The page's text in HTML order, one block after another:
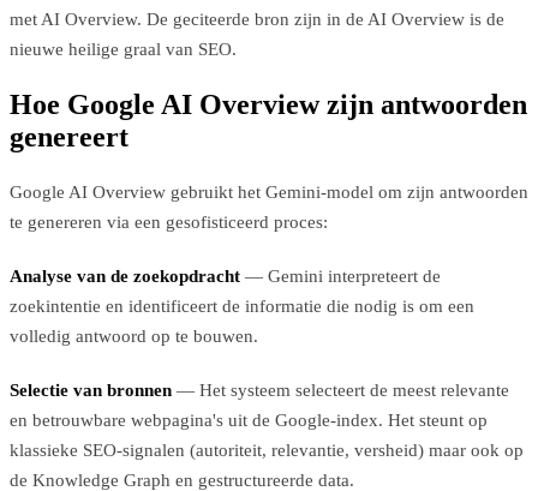
met AI Overview. De geciteerde bron zijn in de AI Overview is de
nieuwe heilige graal van SEO.
Hoe Google AI Overview zijn antwoorden
genereert
Google AI Overview gebruikt het Gemini-model om zijn antwoorden
te genereren via een gesofisticeerd proces:
Analyse van de zoekopdracht — Gemini interpreteert de
zoekintentie en identificeert de informatie die nodig is om een
volledig antwoord op te bouwen.
Selectie van bronnen — Het systeem selecteert de meest relevante
en betrouwbare webpagina's uit de Google-index. Het steunt op
klassieke SEO-signalen (autoriteit, relevantie, versheid) maar ook op
de Knowledge Graph en gestructureerde data.